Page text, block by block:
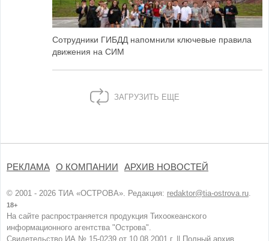
Сотрудники ГИБДД напомнили ключевые правила
движения на СИМ
ЗАГРУЗИТЬ ЕЩЕ
РЕКЛАМА О КОМПАНИИ АРХИВ НОВОСТЕЙ
© 2001 - 2026 ТИА «ОСТРОВА». Редакция: redaktor@tia-ostrova.ru.
18+
На сайте распространяется продукция Тихоокеанского
информационного агентства "Острова".
Свидетельство ИА № 15-0239 от 10.08.2001 г. ||
Полный архив